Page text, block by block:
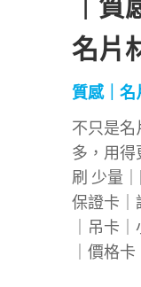
名片
質感｜名
不只是
多，用
刷 少量
保證卡｜
｜吊卡
｜價格